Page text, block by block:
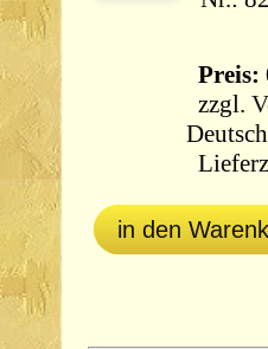
Preis:
zzgl.
in den